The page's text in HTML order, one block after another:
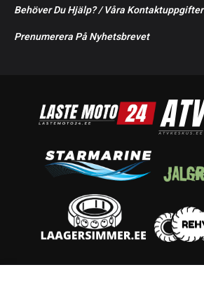
Behöver Du Hjälp? / Våra Kontaktuppgifter
Prenumerera På Nyhetsbrevet